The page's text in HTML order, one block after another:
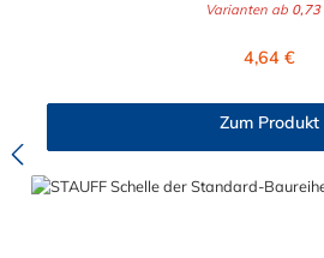
Distanzschraube ist zwischen
Varianten ab 0,73
Regulärer
4,64 €
Zum Produkt